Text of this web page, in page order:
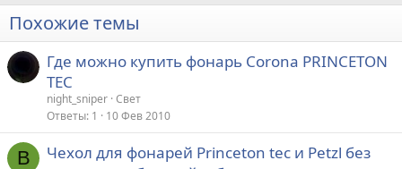
Похожие темы
Где можно купить фонарь Corona PRINCETON
TEC
night_sniper Свет
Ответы 1 10 Фев 2010
B
Чехол для фонарей Princeton tec и Petzl без